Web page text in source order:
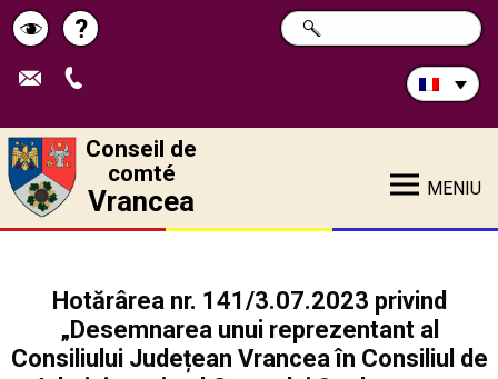
Schimbă
contrastul
Pagina
de
?
Rechercher
sur
CHERCHER
Conseil de
comté
Vrancea MENIU
Hotărârea nr. 141/3.07.2023 privind
„Desemnarea unui reprezentant al
Consiliului Județean Vrancea în Consiliul de